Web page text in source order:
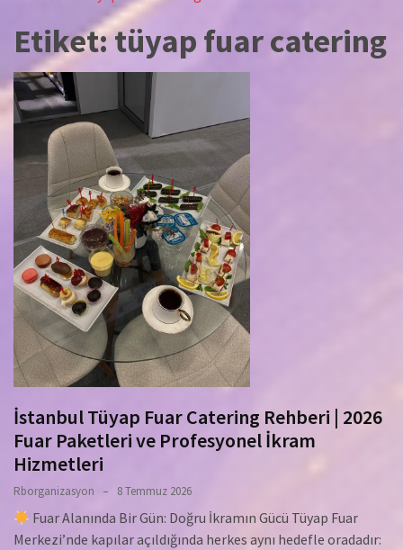
Etiket:tüyap fuar catering
İstanbul Tüyap Fuar Catering Rehberi | 2026
Fuar Paketleri ve Profesyonel İkram
Hizmetleri
Rborganizasyon 8 Temmuz 2026
Fuar Alanında Bir Gün: Doğru İkramın Gücü Tüyap Fuar
Merkezi’nde kapılar açıldığında herkes aynı hedefle oradadır: